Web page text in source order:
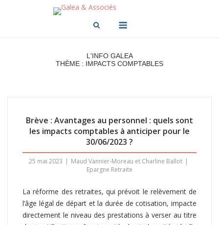
L'INFO GALEA
THÈME : IMPACTS COMPTABLES
Brève : Avantages au personnel : quels sont
les impacts comptables à anticiper pour le
30/06/2023 ?
25 mai 2023
Maud Vannier-Moreau et Charline Ballot
Epargne Retraite
La réforme des retraites, qui prévoit le relèvement de
l’âge légal de départ et la durée de cotisation, impacte
directement le niveau des prestations à verser au titre